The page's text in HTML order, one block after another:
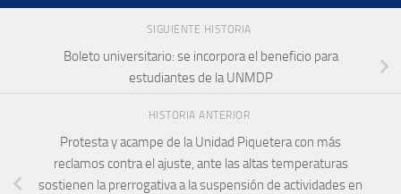
SIGUIENTE HISTORIA
Boleto universitario: se incorpora el beneficio para
estudiantes de la UNMDP
HISTORIA ANTERIOR
Protesta y acampe de la Unidad Piquetera con más
reclamos contra el ajuste, ante las altas temperaturas
sostienen la prerrogativa a la suspensión de actividades en